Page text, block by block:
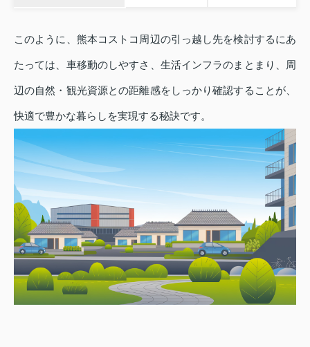
このように、熊本コストコ周辺の引っ越し先を検討するにあ
たっては、車移動のしやすさ、生活インフラのまとまり、周
辺の自然・観光資源との距離感をしっかり確認することが、
快適で豊かな暮らしを実現する秘訣です。